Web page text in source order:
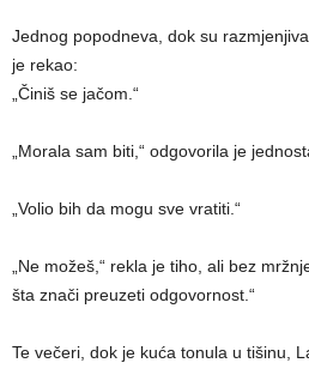
Jednog popodneva, dok su
je rekao:
„Činiš se jačom.“
„Morala sam biti,“ odgovorila je
„Volio bih da mogu sve vratiti.“
„Ne možeš,“ rekla je tiho, ali bez
šta znači preuzeti odgovornost.“
Te večeri, dok je kuća tonula u tišinu,